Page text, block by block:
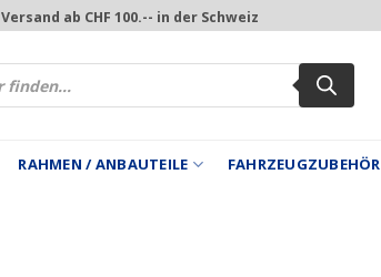
ab CHF 100.-- in der Schweiz
RAHMEN / ANBAUTEILE FAHRZEUGZUBEHÖR